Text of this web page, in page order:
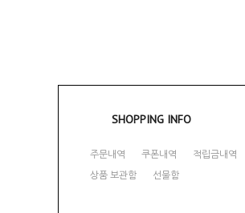
SHOPPING INFO
주문내역 쿠폰내역 적립금내역
상품 보관함
선물함